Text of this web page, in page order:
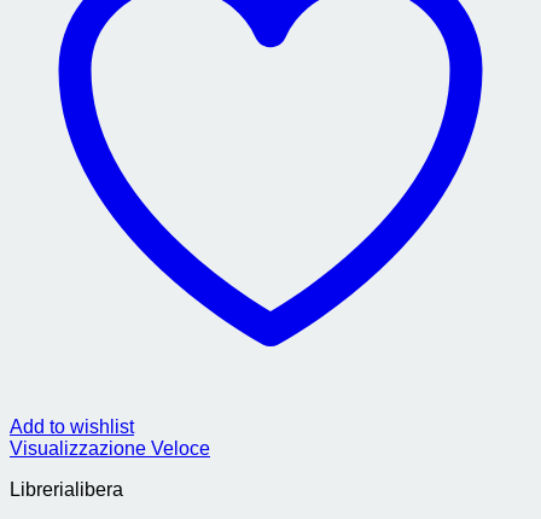
Add to wishlist
Visualizzazione Veloce
Librerialibera